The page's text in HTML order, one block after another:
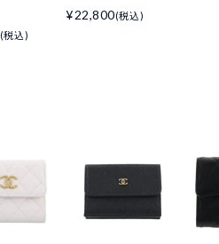
(税込)
¥22,800(税込)